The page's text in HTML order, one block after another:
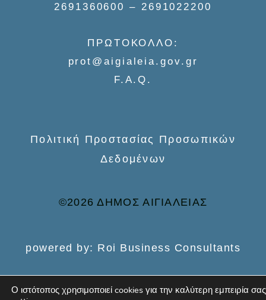
2691360600 – 2691022200
ΠΡΩΤΟΚΟΛΛΟ:
prot@aigialeia.gov.gr
F.A.Q.
Πολιτική Προστασίας Προσωπικών
Δεδομένων
©2026 ΔΗΜΟΣ ΑΙΓΙΑΛΕΙΑΣ
powered by: Roi Business Consultants
Ο ιστότοπος χρησιμοποιεί cookies για την καλύτερη εμπειρία σας